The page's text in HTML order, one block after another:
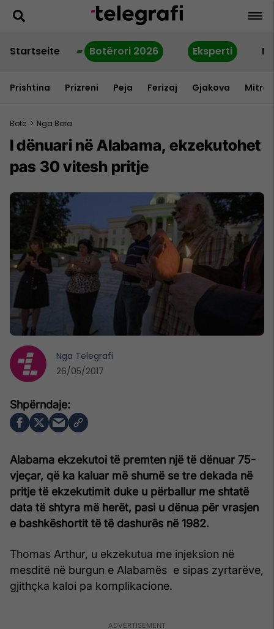
Startseite Botërori 2026 Eksperti
Prishtina Prizreni Peja Ferizaj Gjakova
Botë > Nga Bota
I dënuari në Alabama, ekzekutohet
pas 30 vitesh pritje
Alabama ekzekutoi të premten një të dënuar 75-
vjeçar, që ka kaluar më shumë se tre dekada në
pritje të ekzekutimit duke u përballur me shtatë
data të shtyra më herët, pasi u dënua për vrasjen
e bashkëshortit të të dashurës në 1982.
Thomas Arthur, u ekzekutua me injeksion në
mesditë në burgun e Alabamës e sipas zyrtarëve,
gjithçka kaloi pa komplikacione.
Nga Telegrafi
26/05/2017